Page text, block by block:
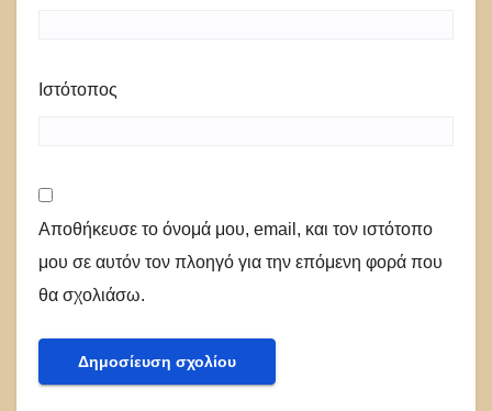
Ιστότοπος
Αποθήκευσε το όνομά μου, email, και τον ιστότοπο
μου σε αυτόν τον πλοηγό για την επόμενη φορά που
θα σχολιάσω.